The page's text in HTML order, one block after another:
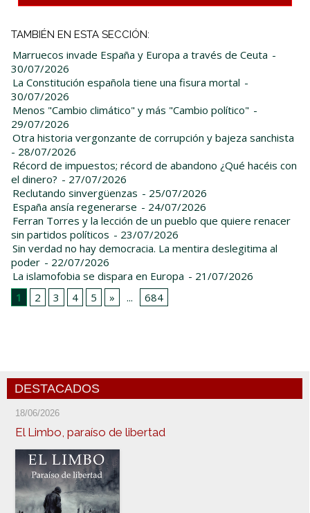
TAMBIÉN EN ESTA SECCIÓN:
Marruecos invade España y Europa a través de Ceuta -
30/07/2026
La Constitución española tiene una fisura mortal -
30/07/2026
Menos "Cambio climático" y más "Cambio político" -
29/07/2026
Otra historia vergonzante de corrupción y bajeza sanchista
- 28/07/2026
Récord de impuestos; récord de abandono ¿Qué hacéis con
el dinero? - 27/07/2026
Reclutando sinvergüenzas - 25/07/2026
España ansía regenerarse - 24/07/2026
Ferran Torres y la lección de un pueblo que quiere renacer
sin partidos políticos - 23/07/2026
Sin verdad no hay democracia. La mentira deslegitima al
poder - 22/07/2026
La islamofobia se dispara en Europa - 21/07/2026
1
2 3 4 5 » ... 684
DESTACADOS
18/06/2026
El Limbo, paraíso de libertad